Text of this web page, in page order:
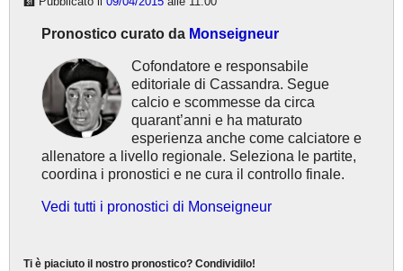
Pronostico curato da Monseigneur
Cofondatore e responsabile
editoriale di Cassandra. Segue
calcio e scommesse da circa
quarant’anni e ha maturato
esperienza anche come calciatore e
allenatore a livello regionale. Seleziona le partite,
coordina i pronostici e ne cura il controllo finale.
Vedi tutti i pronostici di Monseigneur
Ti è piaciuto il nostro pronostico? Condividilo!